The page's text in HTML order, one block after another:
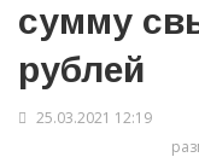
сумму
рублей
25.03.2021 12:19